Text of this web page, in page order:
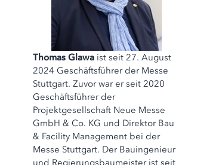
Thomas Glawaist seit 27. August
2024 Geschäftsführer der Messe
Stuttgart. Zuvor war er seit 2020
Geschäftsführer der
Projektgesellschaft Neue Messe
GmbH & Co. KG und Direktor Bau
& Facility Management bei der
Messe Stuttgart. Der Bauingenieur
und Regierungsbaumeister ist seit